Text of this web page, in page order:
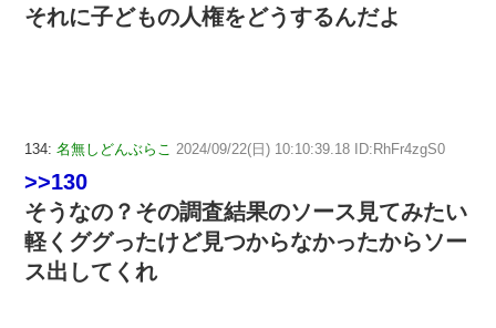
それに子どもの人権をどうするんだよ
134: 名無しどんぶらこ 2024/09/22(日) 10:10:39.18 ID:RhFr4zgS0
>>130
そうなの？その調査結果のソース見てみたい
軽くググったけど見つからなかったからソー
ス出してくれ